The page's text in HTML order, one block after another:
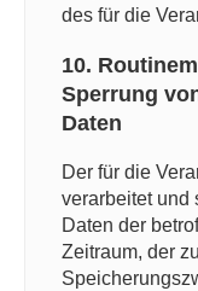
des für die
10.
Sperrung
Daten
Der für die
verarbeitet und
Daten der
Zeitraum, der